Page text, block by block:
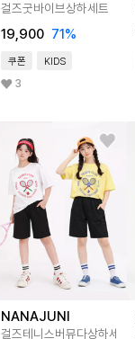
걸즈굿바이브상하세트
19,900 71 %
쿠폰 KIDS
3
NANAJUNI
걸즈테니스버뮤다상하세트